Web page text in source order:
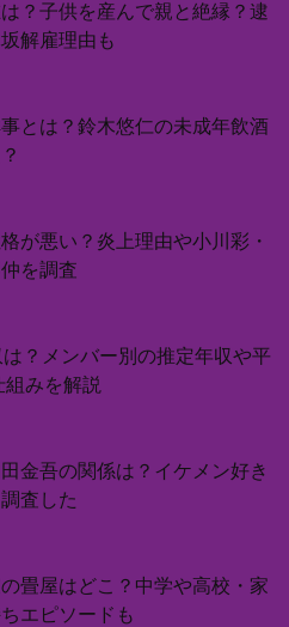
？子供を産んで親と絶縁？逮
解雇理由も
とは？鈴木悠仁の未成年飲酒
が悪い？炎上理由や小川彩・
を調査
？メンバー別の推定年収や平
みを解説
金吾の関係は？イケメン好き
査した
畳屋はどこ？中学や高校・家
エピソードも